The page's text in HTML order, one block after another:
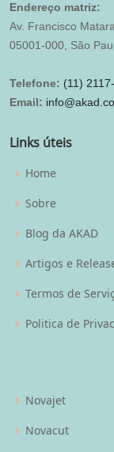
Endereço matriz:
Av. Francisco
05001-000, São
Telefone: (11)
Email:
Links úteis
Home
Sobre
Blog da AKAD
Artigos e
Termos de
Politica de
Novajet
Novacut